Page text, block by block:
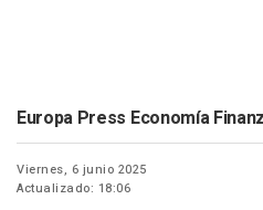
Europa Press Economía
Viernes, 6 junio 2025
Actualizado: 18:06